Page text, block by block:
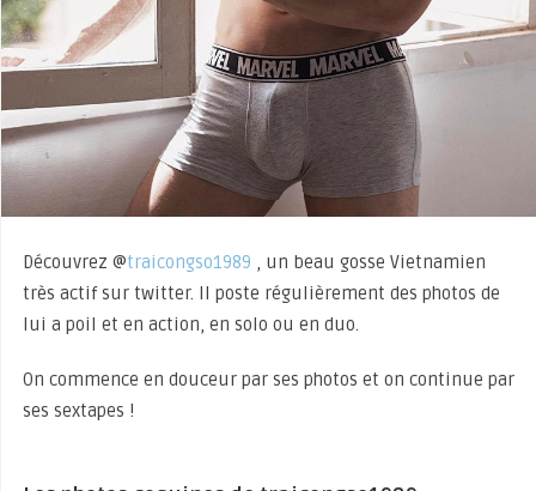
Découvrez @traicongso1989 , un beau gosse Vietnamien
très actif sur twitter. Il poste régulièrement des photos de
lui a poil et en action, en solo ou en duo.
On commence en douceur par ses photos et on continue par
ses sextapes !